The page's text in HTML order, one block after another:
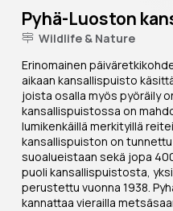
Pyhä-Luoston
Wildlife & Nature
Erinomainen
aikaan kansallispuisto
joista osalla myös pyöräily
kansallispuistossa on
lumikenkäillä merkityillä
kansallispuiston on
suoalueistaan sekä jopa
puoli kansallispuistosta,
perustettu vuonna 1938.
kannattaa vierailla